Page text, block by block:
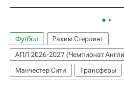
Футбол
Рахим Стерлинг
АПЛ 2026-2027 (Чемпионат
Манчестер Сити
Трансферы